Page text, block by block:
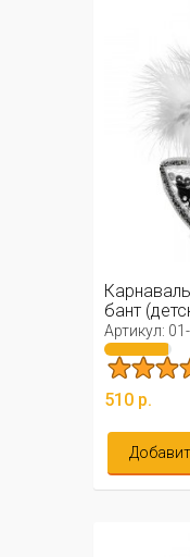
бант
Артикул:
510 р.